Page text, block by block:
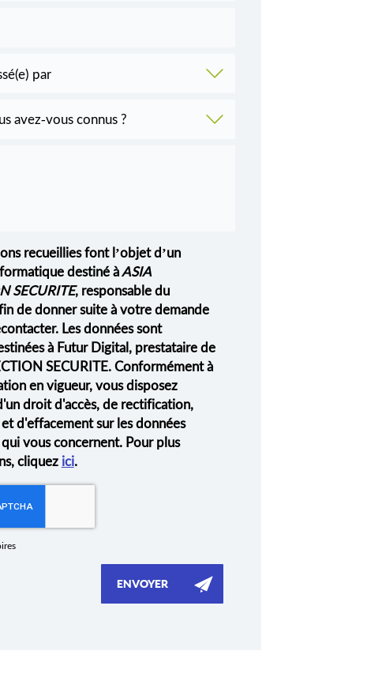
recueillies font l’objet d’un
destiné àASIA
SECURITE, responsable du
de donner suite à votre demande
Les données sont
à Futur Digital, prestataire de
SECURITE. Conformément à
en vigueur, vous disposez
droit d'accès, de rectification,
d'effacement sur les données
vous concernent. Pour plus
cliquez ici.